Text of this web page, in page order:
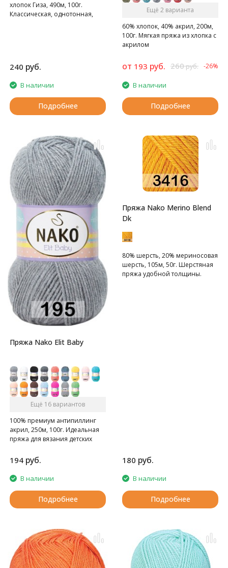
хлопок Гиза, 490м, 100г.
Классическая, однотонная,
240 руб.
В наличии
Подробнее
Ещё 2 варианта
60% хлопок, 40% акрил, 200м,
100г. Мягкая пряжа из хлопка с
акрилом
от 193 руб. 260руб. -26%
В наличии
Подробнее
Пряжа Nako Elit Baby
Ещё 16 вариантов
100% премиум антипиллинг
акрил, 250м, 100г. Идеальная
пряжа для вязания детских
194 руб.
В наличии
Подробнее
Пряжа Nako Merino Blend
Dk
80% шерсть, 20% мериносовая
шерсть, 105м, 50г. Шерстяная
пряжа удобной толщины.
180 руб.
В наличии
Подробнее